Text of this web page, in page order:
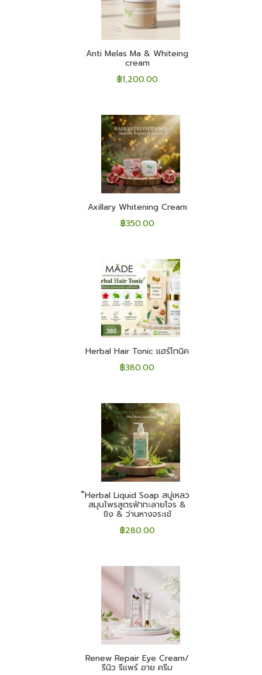
Anti Melas Ma & Whiteing
cream
฿1,200.00
Axillary Whitening Cream
฿350.00
Herbal Hair Tonic แฮร์โทนิค
฿380.00
็Herbal Liquid Soap สบู่เหลว
สมุนไพรสูตรฟ้าทะลายโจร &
ขิง & ว่านหางจระเข้
฿280.00
Renew Repair Eye Cream/
รีนิว รีแพร์ อาย ครีม